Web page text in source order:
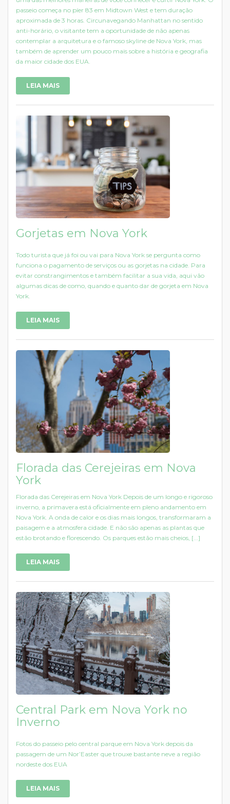
passeio começa no píer 83 em Midtown West e tem duração
aproximada de 3 horas. Circunavegando Manhattan no sentido
anti-horário, o visitante tem a oportunidade de não apenas
contemplar a arquitetura e o famoso skyline de Nova York, mas
também de aprender um pouco mais sobre a história e geografia
da maior cidade dos EUA.
LEIA MAIS
Gorjetas em Nova York
Todo turista que já foi ou vai para Nova York se pergunta como
funciona o pagamento de serviços ou as gorjetas na cidade. Para
evitar constrangimentos e também facilitar a sua vida, aqui vão
algumas dicas de como, quando e quanto dar de gorjeta em Nova
York.
LEIA MAIS
Florada das Cerejeiras em Nova
York
Florada das Cerejeiras em Nova York Depois de um longo e rigoroso
inverno, a primavera está oficialmente em pleno andamento em
Nova York. A onda de calor e os dias mais longos, transformaram a
paisagem e a atmosfera cidade. E não são apenas as plantas que
estão brotando e florescendo. Os parques estão mais cheios, [...]
LEIA MAIS
Central Park em Nova York no
Inverno
Fotos do passeio pelo central parque em Nova York depois da
passagem de um Nor’Easter que trouxe bastante neve a região
nordeste dos EUA
LEIA MAIS